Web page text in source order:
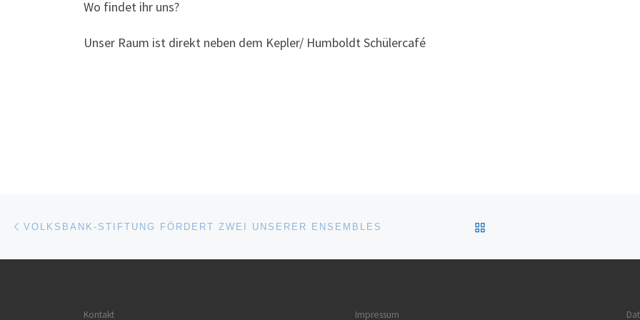
Wo findet ihr uns?
Unser Raum ist direkt neben dem Kepler/ Humboldt Schülercafé
Beitragsnavigation
VOLKSBANK-STIFTUNG FÖRDERT ZWEI UNSERER ENSEMBLES ZURÜCK ZUR
Kontakt Impressum